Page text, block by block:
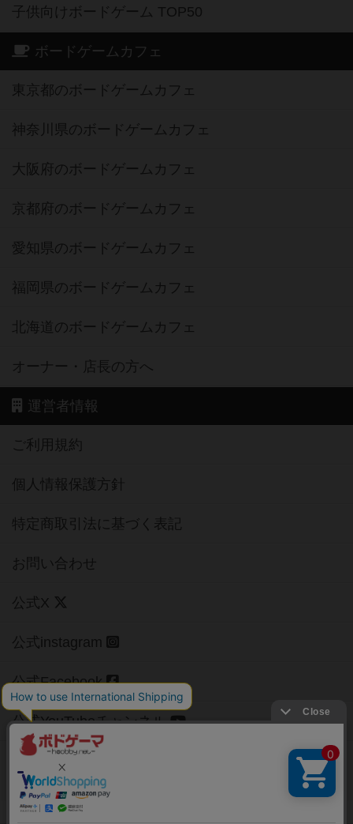
子供向けボードゲーム TOP50
ボードゲームカフェ
東京都のボードゲームカフェ
神奈川県のボードゲームカフェ
大阪府のボードゲームカフェ
京都府のボードゲームカフェ
愛知県のボードゲームカフェ
福岡県のボードゲームカフェ
北海道のボードゲームカフェ
オーナー・店長の方へ
運営者情報
ご利用規約
個人情報保護方針
特定商取引法に基づく表記
お問い合わせ
公式X
公式instagram
公式Facebook
公式YouTubeチャンネル